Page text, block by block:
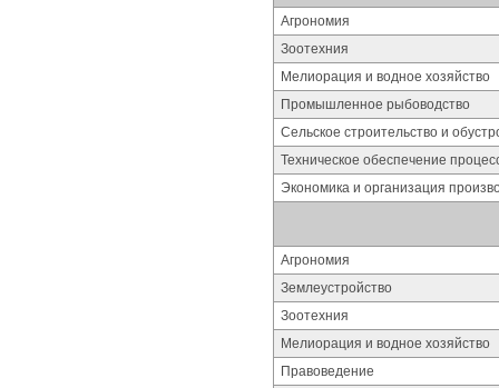
Агрономия
Зоотехния
Мелиорация и водное хозяйство
Промышленное рыбоводство
Сельское строительство и
Техническое обеспечение
Экономика и организация
Агрономия
Землеустройство
Зоотехния
Мелиорация и водное хозяйство
Правоведение